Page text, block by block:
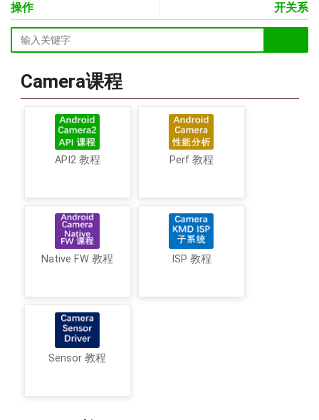
操作
开关系
Camera课程
API2 教程 Perf 教程
Native FW 教程 ISP 教程
Sensor 教程